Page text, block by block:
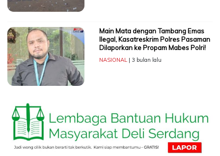
Main Mata dengan Tambang Emas
Ilegal, Kasatreskrim Polres Pasaman
Dilaporkan ke Propam Mabes Polri!
NASIONAL | 3 bulan lalu